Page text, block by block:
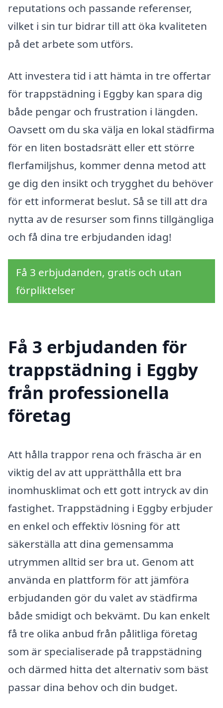
reputations och passande referenser,
vilket i sin tur bidrar till att öka kvaliteten
på det arbete som utförs.
Att investera tid i att hämta in tre offertar
för trappstädning i Eggby kan spara dig
både pengar och frustration i längden.
Oavsett om du ska välja en lokal städfirma
för en liten bostadsrätt eller ett större
flerfamiljshus, kommer denna metod att
ge dig den insikt och trygghet du behöver
för ett informerat beslut. Så se till att dra
nytta av de resurser som finns tillgängliga
och få dina tre erbjudanden idag!
Få 3 erbjudanden, gratis och utan
förpliktelser
Få 3 erbjudanden för
trappstädning i Eggby
från professionella
företag
Att hålla trappor rena och fräscha är en
viktig del av att upprätthålla ett bra
inomhusklimat och ett gott intryck av din
fastighet. Trappstädning i Eggby erbjuder
en enkel och effektiv lösning för att
säkerställa att dina gemensamma
utrymmen alltid ser bra ut. Genom att
använda en plattform för att jämföra
erbjudanden gör du valet av städfirma
både smidigt och bekvämt. Du kan enkelt
få tre olika anbud från pålitliga företag
som är specialiserade på trappstädning
och därmed hitta det alternativ som bäst
passar dina behov och din budget.